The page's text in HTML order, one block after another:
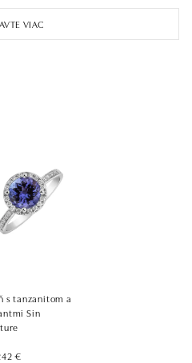
1
9
Praha 4 - Chodov
4 - Chodov
802 800
VIAC
s tanzanitom a
Sin
€